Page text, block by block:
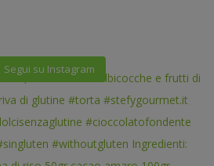
Segui su Instagram